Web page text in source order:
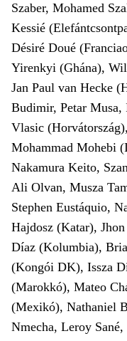
Szaber, Mohamed
Kessié
Désiré Doué
Yirenkyi (Ghána),
Jan Paul van Hecke
Budimir, Petar
Vlasic
Mohammad Mohebi
Nakamura Keito,
Ali Olvan, Musza
Stephen Eustáquio,
Hajdosz (Katar),
Díaz (Kolumbia),
(Kongói DK), Issza
(Marokkó), Mateo
(Mexikó), Nathaniel
Nmecha, Leroy